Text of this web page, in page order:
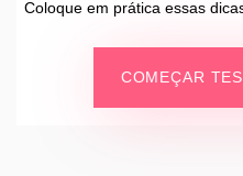
Coloque em prática essas
COMEÇAR